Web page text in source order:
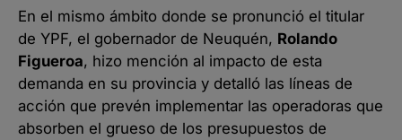
En el mismo ámbito donde se pronunció el titular
de YPF, el gobernador de Neuquén, Rolando
Figueroa, hizo mención al impacto de esta
demanda en su provincia y detalló las líneas de
acción que prevén implementar las operadoras que
absorben el grueso de los presupuestos de